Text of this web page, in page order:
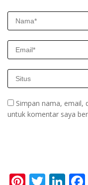
Simpan nama, email,
untuk komentar saya